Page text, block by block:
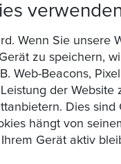
Wenn Sie unsere
zu speichern,
Beacons,
der
Dies
hängt von
Gerät aktiv